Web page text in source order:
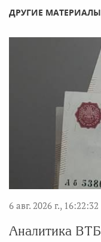
ДРУГИЕ
6 авг. 2026 г., 16:22:32
Аналитика